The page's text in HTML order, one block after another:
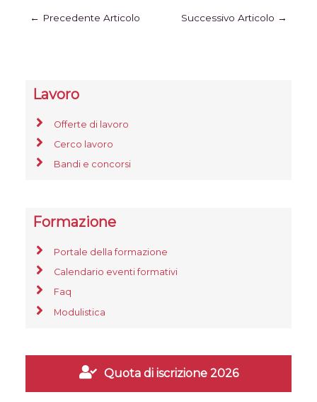
← Precedente Articolo Successivo Articolo →
Lavoro
Offerte di lavoro
Cerco lavoro
Bandi e concorsi
Formazione
Portale della formazione
Calendario eventi formativi
Faq
Modulistica
Quota di iscrizione 2026